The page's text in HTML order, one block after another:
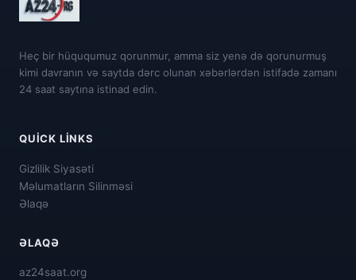
Heç bir hüququmuz qorunmur, amma siz yenə də qorunurmuş
kimi davranın və saytda dərc olunan xəbərlərdən istifadə zamanı
24 saat saytına istinad edin.
QUICK LINKS
Gizlilik Siyasəti
Məlumatların Silinməsi
Əlaqə
ƏLAQƏ
az24saat.org